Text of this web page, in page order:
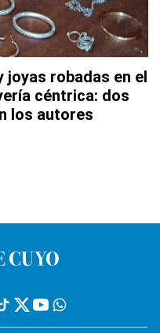
joyas robadas en el
céntrica: dos
los autores